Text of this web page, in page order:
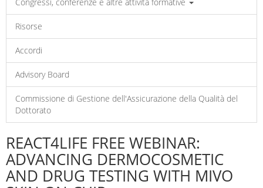
Risorse
Accordi
Advisory Board
Commissione di Gestione dell'Assicurazione della Qualità del
Dottorato
REACT4LIFE FREE WEBINAR:
ADVANCING DERMOCOSMETIC
AND DRUG TESTING WITH MIVO